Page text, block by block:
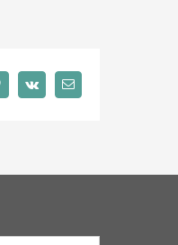
pinterestvk
Correo
electrónico